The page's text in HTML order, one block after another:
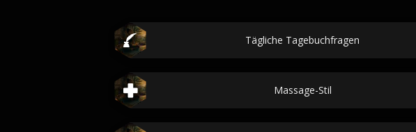
Tägliche Tagebuchfragen
Massage-Stil